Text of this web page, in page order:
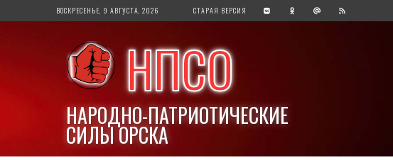
к
ВОСКРЕСЕНЬЕ, 9 АВГУСТА, 2026 СТАРАЯ ВЕРСИЯ
НПСО
НАРОДНО-ПАТРИОТИЧЕСКИЕ
СИЛЫ ОРСКА